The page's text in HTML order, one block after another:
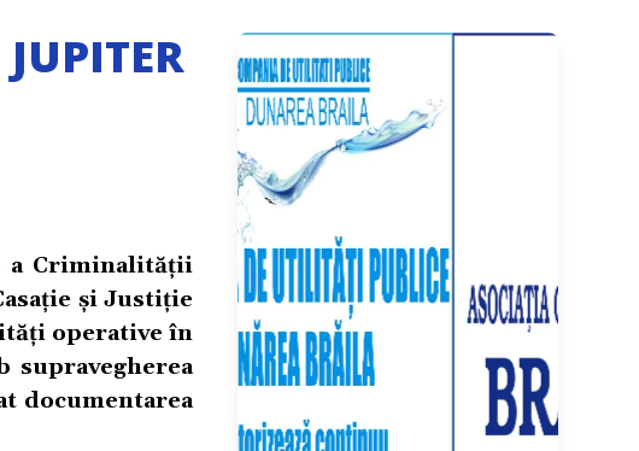
a Criminalității
și Justiție
operative în
documentarea